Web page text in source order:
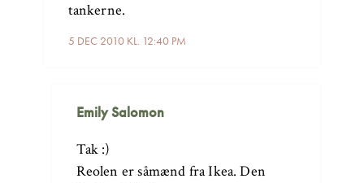
5 DEC 2010 KL. 12:40 PM
tankerne.
Emily Salomon
Tak :)
Reolen er såmænd fra Ikea. Den